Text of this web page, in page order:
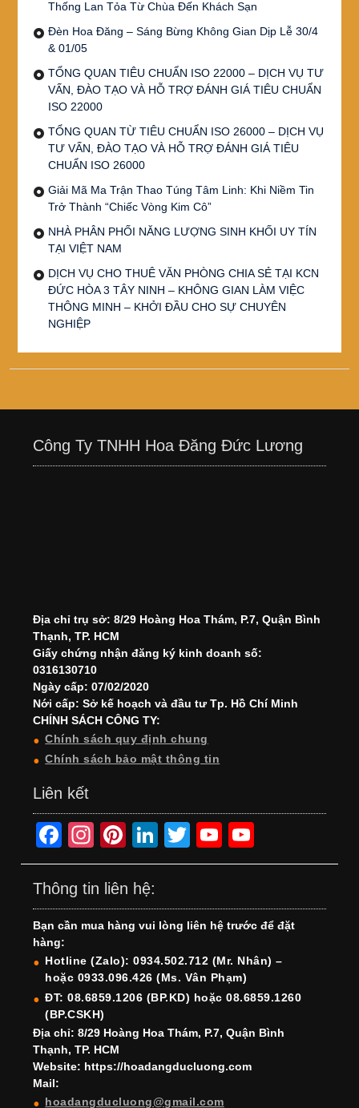
Thống Lan Tỏa Từ Chùa Đến Khách Sạn
Đèn Hoa Đăng – Sáng Bừng Không Gian Dịp Lễ 30/4
& 01/05
TỔNG QUAN TIÊU CHUẨN ISO 22000 – DỊCH VỤ TƯ
VẤN, ĐÀO TẠO VÀ HỖ TRỢ ĐÁNH GIÁ TIÊU CHUẨN
ISO 22000
TỔNG QUAN TỪ TIÊU CHUẨN ISO 26000 – DỊCH VỤ
TƯ VẤN, ĐÀO TẠO VÀ HỖ TRỢ ĐÁNH GIÁ TIÊU
CHUẨN ISO 26000
Giải Mã Ma Trận Thao Túng Tâm Linh: Khi Niềm Tin
Trở Thành “Chiếc Vòng Kim Cô”
NHÀ PHÂN PHỐI NĂNG LƯỢNG SINH KHỐI UY TÍN
TẠI VIỆT NAM
DỊCH VỤ CHO THUÊ VĂN PHÒNG CHIA SẺ TẠI KCN
ĐỨC HÒA 3 TÂY NINH – KHÔNG GIAN LÀM VIỆC
THÔNG MINH – KHỞI ĐẦU CHO SỰ CHUYÊN
NGHIỆP
Công Ty TNHH Hoa Đăng Đức Lương
Địa chỉ trụ sở: 8/29 Hoàng Hoa Thám, P.7, Quận Bình
Thạnh, TP. HCM
Giấy chứng nhận đăng ký kinh doanh số:
0316130710
Ngày cấp: 07/02/2020
Nới cấp: Sở kế hoạch và đầu tư Tp. Hồ Chí Minh
CHÍNH SÁCH CÔNG TY:
Chính sách quy định chung
Chính sách bảo mật thông tin
Liên kết
F
a
c
e
b
o
o
k
In
st
a
gr
a
m
Pi
nt
er
e
st
Li
n
e
dI
n
T
wi
er
Y
o
T
u
b
e
o
T
u
b
e
h
Thông tin liên hệ:
Bạn cần mua hàng vui lòng liên hệ trước để đặt
hàng:
Hotline (Zalo): 0934.502.712 (Mr. Nhân) –
hoặc 0933.096.426 (Ms. Vân Phạm)
ĐT: 08.6859.1206 (BP.KD) hoặc 08.6859.1260
(BP.CSKH)
Địa chỉ: 8/29 Hoàng Hoa Thám, P.7, Quận Bình
Thạnh, TP. HCM
Website: https://hoadangducluong.com
Mail:
hoadangducluong@gmail.com